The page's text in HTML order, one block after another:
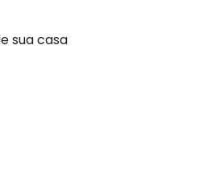
sua casa